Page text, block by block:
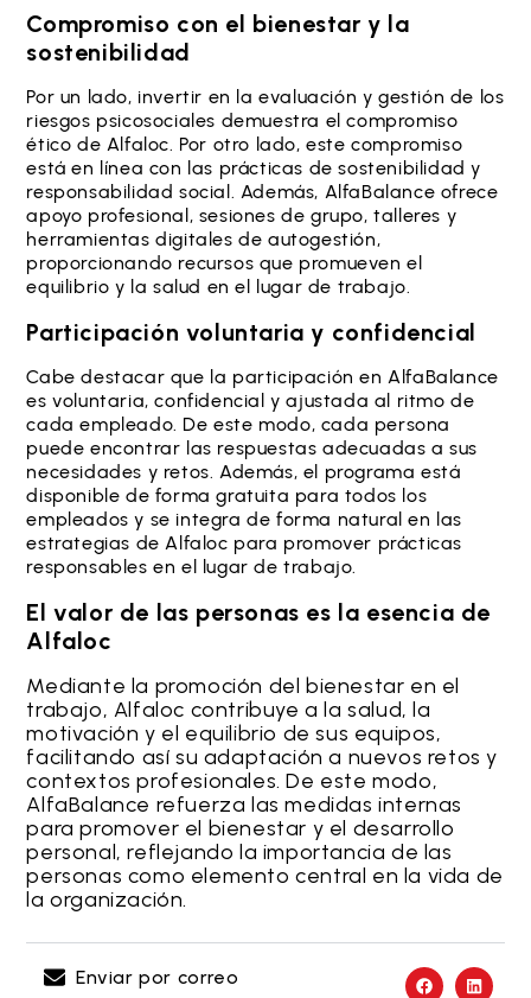
Compromiso con el bienestar y la
sostenibilidad
Por un lado, invertir en la evaluación y gestión de los
riesgos psicosociales demuestra el compromiso
ético de Alfaloc. Por otro lado, este compromiso
está en línea con las prácticas de sostenibilidad y
responsabilidad social. Además, AlfaBalance ofrece
apoyo profesional, sesiones de grupo, talleres y
herramientas digitales de autogestión,
proporcionando recursos que promueven el
equilibrio y la salud en el lugar de trabajo.
Participación voluntaria y confidencial
Cabe destacar que la participación en AlfaBalance
es voluntaria, confidencial y ajustada al ritmo de
cada empleado. De este modo, cada persona
puede encontrar las respuestas adecuadas a sus
necesidades y retos. Además, el programa está
disponible de forma gratuita para todos los
empleados y se integra de forma natural en las
estrategias de Alfaloc para promover prácticas
responsables en el lugar de trabajo.
El valor de las personas es la esencia de
Alfaloc
Mediante la promoción del bienestar en el
trabajo, Alfaloc contribuye a la salud, la
motivación y el equilibrio de sus equipos,
facilitando así su adaptación a nuevos retos y
contextos profesionales. De este modo,
AlfaBalance refuerza las medidas internas
para promover el bienestar y el desarrollo
personal, reflejando la importancia de las
personas como elemento central en la vida de
la organización.
Enviar por correo